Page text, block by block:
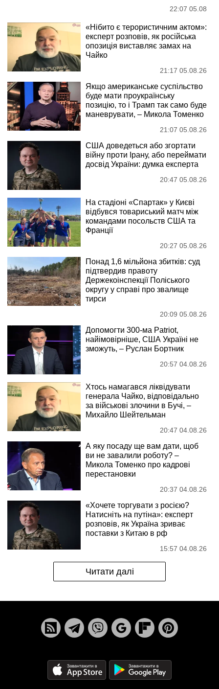
22:07 05.08
«Нібито є терористичним актом»:
експерт розповів, як російська
опозиція виставляє замах на
Чайко
21:17 05.08.26
Якщо американське суспільство
буде мати проукраїнську
позицію, то і Трамп так само буде
маневрувати, – Микола Томенко
21:07 05.08.26
США доведеться або згортати
війну проти Ірану, або переймати
досвід України: думка експерта
20:47 05.08.26
На стадіоні «Спартак» у Києві
відбувся товариський матч між
командами посольств США та
Франції
20:27 05.08.26
Понад 1,6 мільйона збитків: суд
підтвердив правоту
Держекоінспекції Поліського
округу у справі про звалище
тирси
20:09 05.08.26
Допомогти 300-ма Patriot,
найімовірніше, США Україні не
зможуть, – Руслан Бортник
20:57 04.08.26
Хтось намагався ліквідувати
генерала Чайко, відповідально
за військові злочини в Бучі, –
Михайло Шейтельман
20:47 04.08.26
А яку посаду ще вам дати, щоб
ви не завалили роботу? –
Микола Томенко про кадрові
перестановки
20:37 04.08.26
«Хочете торгувати з росією?
Натисніть на путіна»: експерт
розповів, як Україна зриває
поставки з Китаю в рф
15:57 04.08.26
Читати далі